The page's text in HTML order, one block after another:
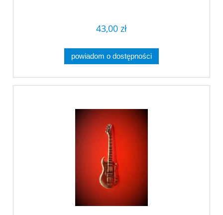
43,00 zł
powiadom o dostępności